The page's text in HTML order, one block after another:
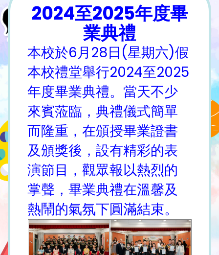
2024至2025年度畢
業典禮
本校於6月28日(星期六)假
本校禮堂舉行2024至2025
年度畢業典禮。當天不少
來賓蒞臨，典禮儀式簡單
而隆重，在頒授畢業證書
及頒獎後，設有精彩的表
演節目，觀眾報以熱烈的
掌聲，畢業典禮在溫馨及
熱鬧的氣氛下圓滿結束。